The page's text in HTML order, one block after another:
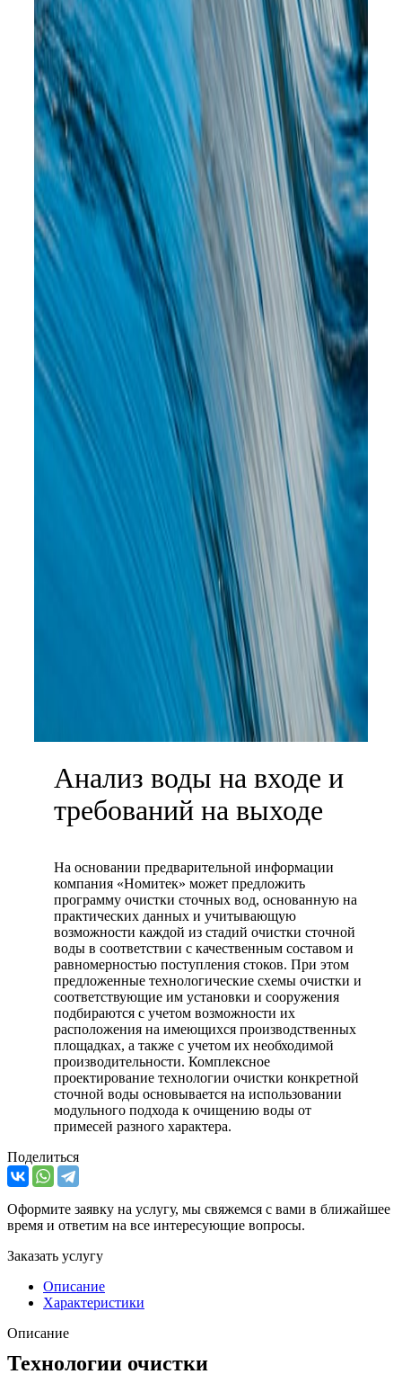
Анализ воды на входе и
требований на выходе
На основании предварительной информации
компания «Номитек» может предложить
программу очистки сточных вод, основанную на
практических данных и учитывающую
возможности каждой из стадий очистки сточной
воды в соответствии с качественным составом и
равномерностью поступления стоков. При этом
предложенные технологические схемы очистки и
соответствующие им установки и сооружения
подбираются с учетом возможности их
расположения на имеющихся производственных
площадках, а также с учетом их необходимой
производительности. Комплексное
проектирование технологии очистки конкретной
сточной воды основывается на использовании
модульного подхода к очищению воды от
примесей разного характера.
Поделиться
Оформите заявку на услугу, мы свяжемся с вами в ближайшее
время и ответим на все интересующие вопросы.
Заказать услугу
Описание
Характеристики
Описание
Технологии очистки